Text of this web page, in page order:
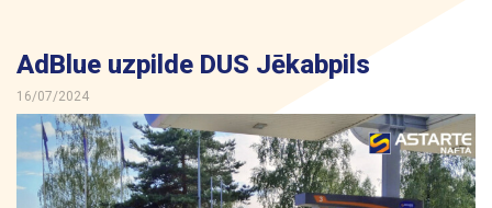
Pakalpojumi Astarte Bizness
AdBlue uzpilde DUS Jēkabpils
16/07/2024